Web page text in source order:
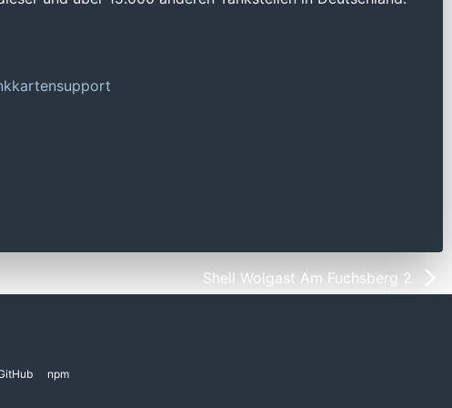
Shell Wolgast Am Fuchsberg 2
npm